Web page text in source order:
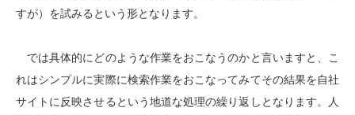
すが）を試みるという形となります。
では具体的にどのような作業をおこなうのかと言いますと、こ
れはシンプルに実際に検索作業をおこなってみてその結果を自社
サイトに反映させるという地道な処理の繰り返しとなります。人